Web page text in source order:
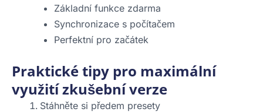
Základní funkce zdarma
Synchronizace s počítačem
Perfektní pro začátek
Praktické tipy pro maximální
využití zkušební verze
Stáhněte si předem presety